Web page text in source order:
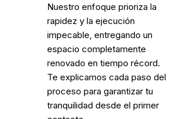
Nuestro enfoque prioriza la
rapidez y la ejecución
impecable, entregando un
espacio completamente
renovado en tiempo récord.
Te explicamos cada paso del
proceso para garantizar tu
tranquilidad desde el primer